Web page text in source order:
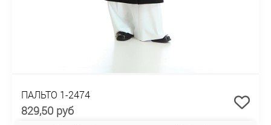
ПАЛЬТО 1-2474
829,50 руб